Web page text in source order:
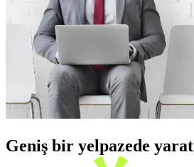
Geniş bir yelpazede